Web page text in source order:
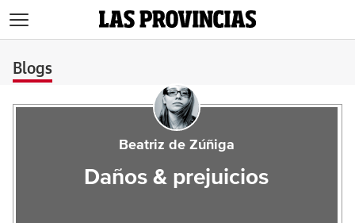
Blogs
Beatriz de Zúñiga
Daños & prejuicios